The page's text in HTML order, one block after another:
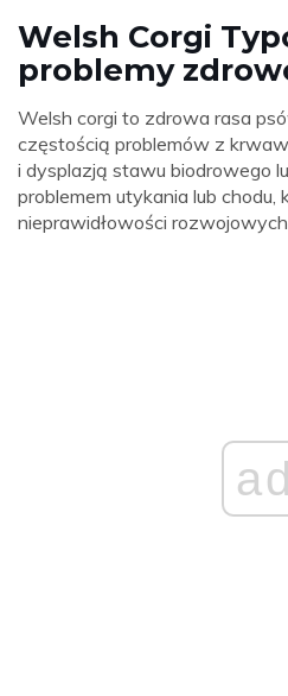
Welsh Corgi
problemy
Welsh corgi to zdrowa rasa
częstością problemów z
i dysplazją stawu biodrowego
problemem utykania lub chodu,
nieprawidłowości
ad